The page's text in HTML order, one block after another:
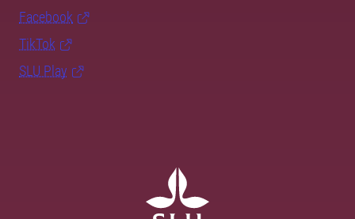
Facebook
TikTok
SLU Play